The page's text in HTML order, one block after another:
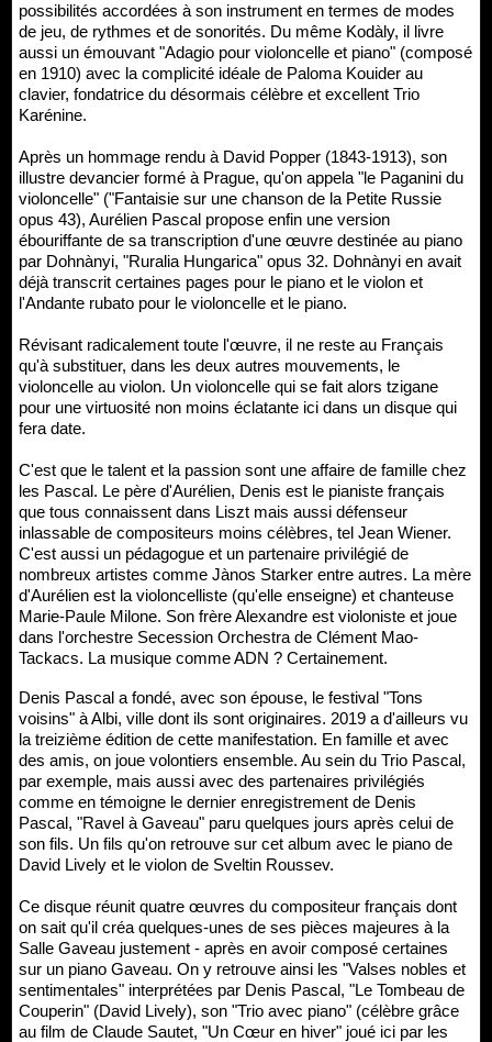
possibilités accordées à son instrument en termes de modes
de jeu, de rythmes et de sonorités. Du même Kodàly, il livre
aussi un émouvant "Adagio pour violoncelle et piano" (composé
en 1910) avec la complicité idéale de Paloma Kouider au
clavier, fondatrice du désormais célèbre et excellent Trio
Karénine.
Après un hommage rendu à David Popper (1843-1913), son
illustre devancier formé à Prague, qu'on appela "le Paganini du
violoncelle" ("Fantaisie sur une chanson de la Petite Russie
opus 43), Aurélien Pascal propose enfin une version
ébouriffante de sa transcription d'une œuvre destinée au piano
par Dohnànyi, "Ruralia Hungarica" opus 32. Dohnànyi en avait
déjà transcrit certaines pages pour le piano et le violon et
l'Andante rubato pour le violoncelle et le piano.
Révisant radicalement toute l'œuvre, il ne reste au Français
qu'à substituer, dans les deux autres mouvements, le
violoncelle au violon. Un violoncelle qui se fait alors tzigane
pour une virtuosité non moins éclatante ici dans un disque qui
fera date.
C'est que le talent et la passion sont une affaire de famille chez
les Pascal. Le père d'Aurélien, Denis est le pianiste français
que tous connaissent dans Liszt mais aussi défenseur
inlassable de compositeurs moins célèbres, tel Jean Wiener.
C'est aussi un pédagogue et un partenaire privilégié de
nombreux artistes comme Jànos Starker entre autres. La mère
d'Aurélien est la violoncelliste (qu'elle enseigne) et chanteuse
Marie-Paule Milone. Son frère Alexandre est violoniste et joue
dans l'orchestre Secession Orchestra de Clément Mao-
Tackacs. La musique comme ADN ? Certainement.
Denis Pascal a fondé, avec son épouse, le festival "Tons
voisins" à Albi, ville dont ils sont originaires. 2019 a d'ailleurs vu
la treizième édition de cette manifestation. En famille et avec
des amis, on joue volontiers ensemble. Au sein du Trio Pascal,
par exemple, mais aussi avec des partenaires privilégiés
comme en témoigne le dernier enregistrement de Denis
Pascal, "Ravel à Gaveau" paru quelques jours après celui de
son fils. Un fils qu'on retrouve sur cet album avec le piano de
David Lively et le violon de Sveltin Roussev.
Ce disque réunit quatre œuvres du compositeur français dont
on sait qu'il créa quelques-unes de ses pièces majeures à la
Salle Gaveau justement - après en avoir composé certaines
sur un piano Gaveau. On y retrouve ainsi les "Valses nobles et
sentimentales" interprétées par Denis Pascal, "Le Tombeau de
Couperin" (David Lively), son "Trio avec piano" (célèbre grâce
au film de Claude Sautet, "Un Cœur en hiver" joué ici par les